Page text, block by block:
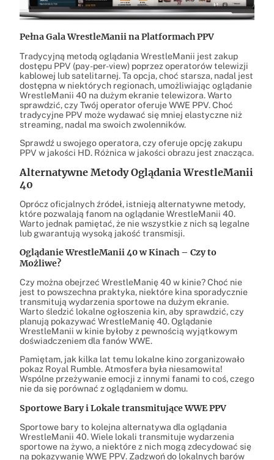
Pełna Gala WrestleManii na Platformach PPV
Tradycyjną metodą oglądania WrestleManii jest zakup
dostępu PPV (pay-per-view) poprzez operatorów telewizji
kablowej lub satelitarnej. Ta opcja, choć starsza, nadal jest
dostępna w niektórych regionach, umożliwiając oglądanie
WrestleManii 40 na dużym ekranie telewizora. Warto
sprawdzić, czy Twój operator oferuje WWE PPV. Choć
tradycyjne PPV może wydawać się mniej elastyczne niż
streaming, nadal ma swoich zwolenników.
Sprawdź u swojego operatora, czy oferuje opcję zakupu
PPV w jakości HD. Różnica w jakości obrazu jest znacząca.
Alternatywne Metody Oglądania WrestleManii
40
Oprócz oficjalnych źródeł, istnieją alternatywne metody,
które pozwalają fanom na oglądanie WrestleManii 40.
Warto jednak pamiętać, że nie wszystkie z nich są legalne
lub gwarantują wysoką jakość transmisji.
Oglądanie WrestleManii 40 w Kinach – Czy to
Możliwe?
Czy można obejrzeć WrestleManię 40 w kinie? Choć nie
jest to powszechna praktyka, niektóre kina sporadycznie
transmitują wydarzenia sportowe na dużym ekranie.
Warto śledzić lokalne ogłoszenia kin, aby sprawdzić, czy
planują pokazywać WrestleManię 40. Oglądanie
WrestleManii w kinie byłoby z pewnością wyjątkowym
doświadczeniem dla fanów WWE.
Pamiętam, jak kilka lat temu lokalne kino zorganizowało
pokaz Royal Rumble. Atmosfera była niesamowita!
Wspólne przeżywanie emocji z innymi fanami to coś, czego
nie da się porównać z oglądaniem w domu.
Sportowe Bary i Lokale transmitujące WWE PPV
Sportowe bary to kolejna alternatywa dla oglądania
WrestleManii 40. Wiele lokali transmituje wydarzenia
sportowe na żywo, a niektóre z nich mogą zdecydować się
na pokazywanie WWE PPV. Zadzwoń do lokalnych barów